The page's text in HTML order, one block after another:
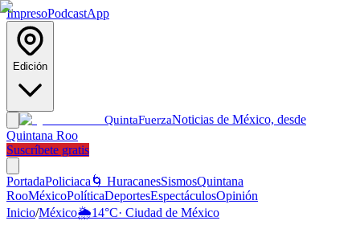
ImpresoPodcastApp
Edición
QuintaFuerzaNoticias de México, desde
Quintana Roo
Suscríbete gratis
PortadaPoliciaca 🌀 HuracanesSismosQuintana
RooMéxicoPolíticaDeportesEspectáculosOpinión
Inicio/México🌦️14°C· Ciudad de México